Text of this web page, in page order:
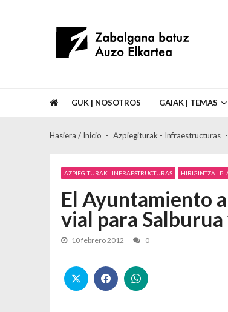
Asociación de Vecinos
GUK | NOSOTROS GAIAK | TEMAS
Hasiera / Inicio Azpiegiturak - Infraestructuras
AZPIEGITURAK - INFRAESTRUCTURAS HIRIGINTZA -
El Ayuntamiento
vial para Salburua
10 febrero 2012 0